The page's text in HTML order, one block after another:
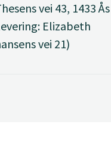
vei 43, 1433 Ås
Elizabeth
vei 21)